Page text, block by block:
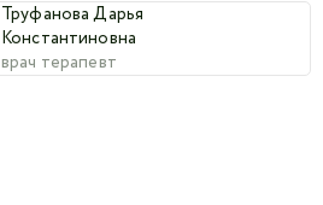
Труфанова Дарья
Константиновна
врач терапевт